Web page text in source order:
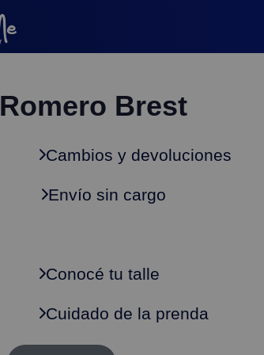
Romero Brest
Cambios y devoluciones
Envío sin cargo
Conocé tu talle
Cuidado de la prenda